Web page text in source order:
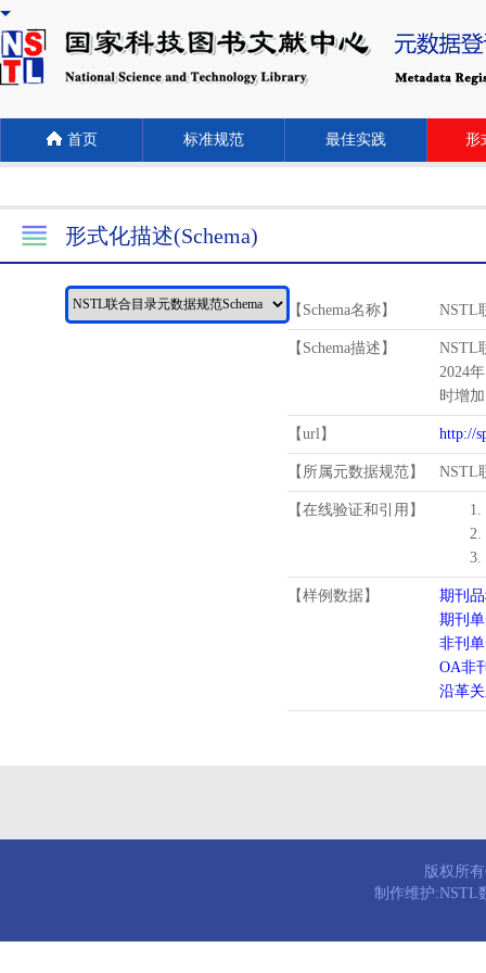
首页 标准规范 最佳实践 形
形式化描述(Schema)
【Schema名称】 NSTL
【Schema描述】
NSTL
2024
时增
【url】 http://
【所属元数据规范】 NSTL
【在线验证和引用】
1.
2.
3.
【样例数据】
期刊
期刊
非刊
OA非
沿革
版权所
制作维护:NSTL